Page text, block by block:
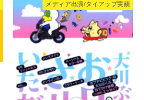
メディア出演/タイアップ実績